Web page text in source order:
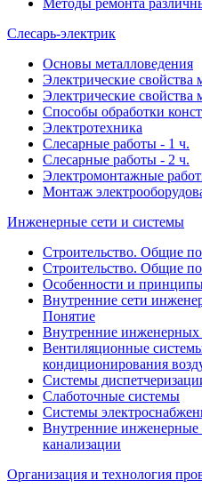
Методы ремонта
Слесарь-электрик
Основы металловедения
Электрические свойства
Электрические свойства
Способы обработки
Электротехника
Слесарные работы - 1 ч.
Слесарные работы - 2 ч.
Электромонтажные
Монтаж
Инженерные сети и системы
Строительство. Общие
Строительство. Общие
Особенности и принципы
Внутренние сети
Понятие
Внутренние инженерных
Вентиляционные
кондиционирования
Системы
Слаботочные системы
Системы
Внутренние инженерные
канализации
Организация и технология